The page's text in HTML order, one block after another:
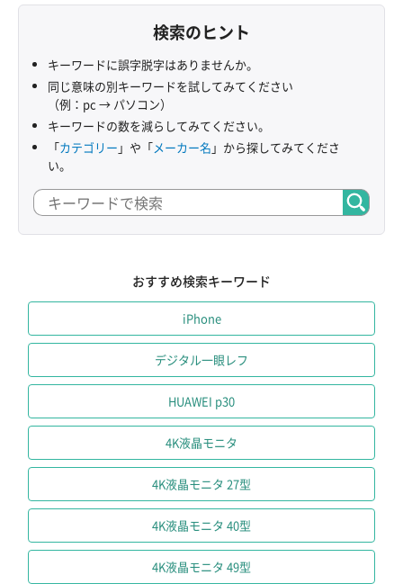
検索のヒント
キーワードに誤字脱字はありませんか。
同じ意味の別キーワードを試してみてください
（例：pc → パソコン）
キーワードの数を減らしてみてください。
「カテゴリー 」や「メーカー名 」から探してみてくださ
い。
おすすめ検索キーワード
iPhone
デジタル一眼レフ
HUAWEI p30
4K液晶モニタ
4K液晶モニタ 27型
4K液晶モニタ 40型
4K液晶モニタ 49型